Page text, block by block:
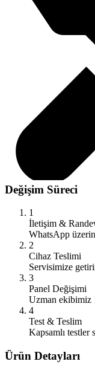
Değişim Süreci
1
İletişim &
WhatsApp
2
Cihaz Teslimi
Servisimize
3
Panel Değişimi
Uzman ekibimiz
4
Test & Teslim
Kapsamlı testler
Ürün Detayları